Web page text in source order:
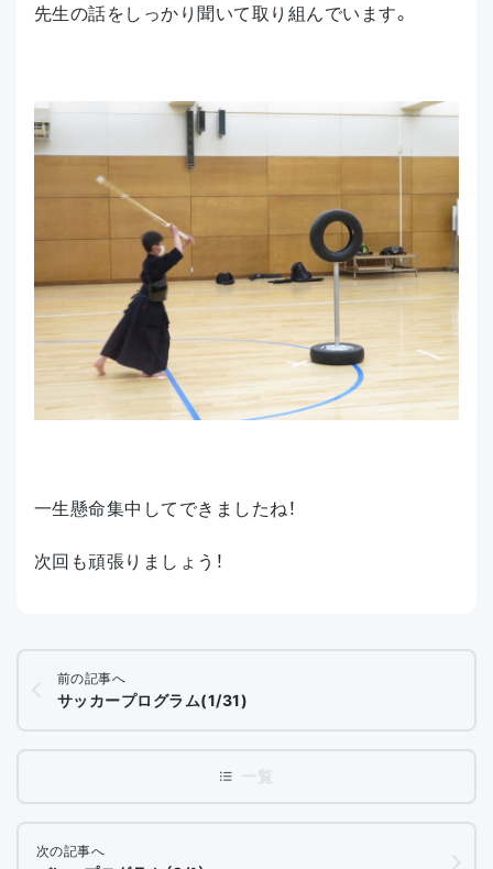
先生の話をしっかり聞いて取り組んでいます。
一生懸命集中してできましたね！
次回も頑張りましょう！
前の記事へ
サッカープログラム(1/31)
次の記事へ